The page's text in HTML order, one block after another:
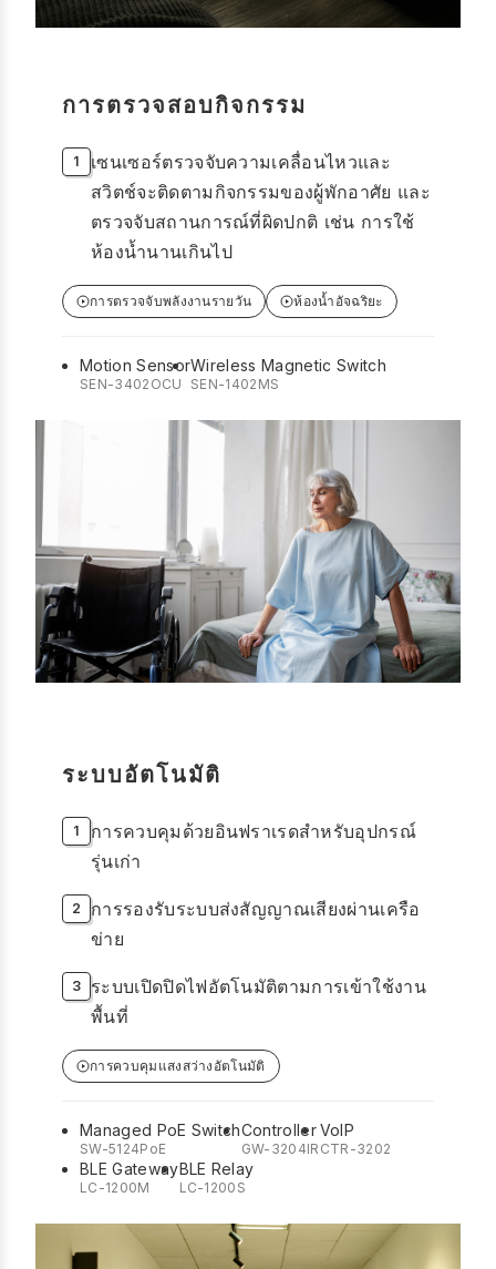
การตรวจสอบกิจกรรม
เซนเซอร์ตรวจจับความเคลื่อนไหวและ
สวิตช์จะติดตามกิจกรรมของผู้พักอาศัย และ
ตรวจจับสถานการณ์ที่ผิดปกติ เช่น การใช้
ห้องน้ำนานเกินไป
การตรวจจับพลังงานรายวัน ห้องน้ำอัจฉริยะ
Motion Sensor
SEN-3402OCU
Wireless Magnetic Switch
SEN-1402MS
ระบบอัตโนมัติ
การควบคุมด้วยอินฟราเรดสำหรับอุปกรณ์
รุ่นเก่า
การรองรับระบบส่งสัญญาณเสียงผ่านเครือ
ข่าย
ระบบเปิดปิดไฟอัตโนมัติตามการเข้าใช้งาน
พื้นที่
การควบคุมแสงสว่างอัตโนมัติ
Managed PoE Switch
SW-5124PoE
Controller
GW-3204IR
VoIP
CTR-3202
BLE Gateway
LC-1200M
BLE Relay
LC-1200S